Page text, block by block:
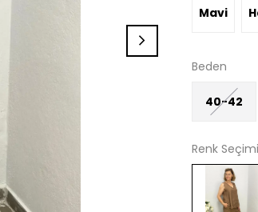
Mavi
Beden
40-42
Renk Seçimi